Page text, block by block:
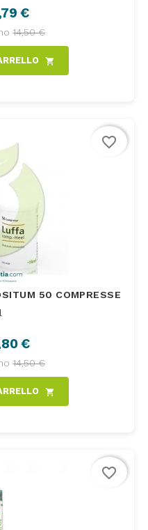
€
14,50 €
shopping_cart
50 COMPRESSE
€
14,50 €
shopping_cart
favorite_border
favorite_border